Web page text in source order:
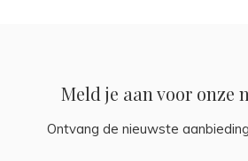
Meld je aan voor onze
Ontvang de nieuwste